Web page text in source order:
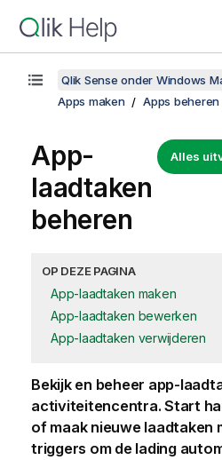
Qlik Sense onder Windows
Apps maken
Apps beheren
Alles
App-
laadtaken
beheren
OP DEZE PAGINA
App-laadtaken maken
App-laadtaken bewerken
App-laadtaken verwijderen
Bekijk en beheer app-
activiteitencentra. Start
of maak nieuwe laadtaken
triggers om de lading